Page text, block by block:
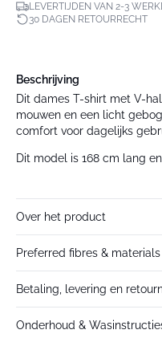
LEVERTIJDEN VAN 2-3
30 DAGEN RETOURRECHT
Beschrijving
Dit dames T-shirt met V-
mouwen en een licht
comfort voor dagelijks
Dit model is 168 cm lang
Over het product
Preferred fibres & materials
Betaling, levering en
Onderhoud &